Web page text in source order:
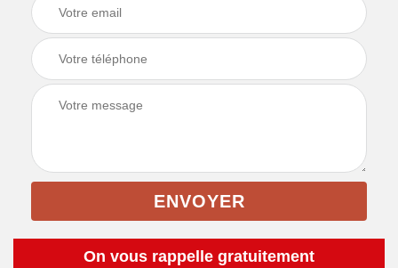
On vous rappelle gratuitement